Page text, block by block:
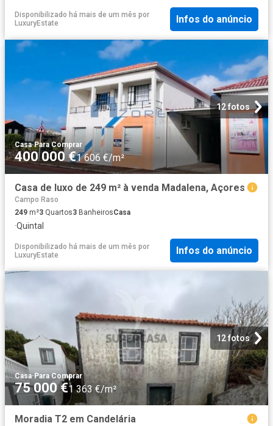
Disponibilizado há mais de um mês por
LuxuryEstate
Infos do anúncio
12 fotos
Casa·Para Comprar
400 000 €1 606 €/m²
Casa de luxo de 249 m² à venda Madalena, Açores
Campo Raso
249 m²3 Quartos3 BanheirosCasa
·Quintal
Disponibilizado há mais de um mês por
LuxuryEstate
Infos do anúncio
12 fotos
Casa·Para Comprar
75 000 €1 363 €/m²
Moradia T2 em Candelária